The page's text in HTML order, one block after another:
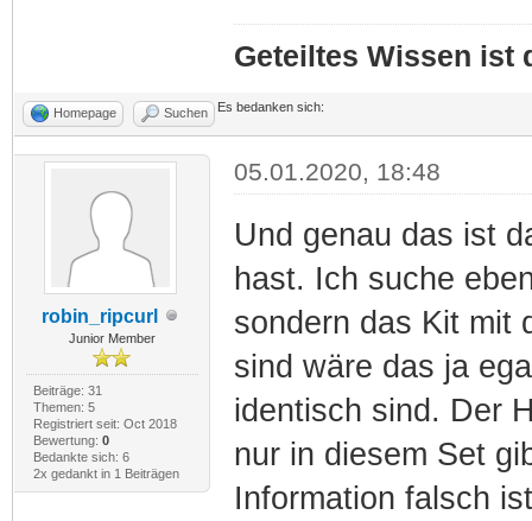
Geteiltes Wissen ist
Homepage Suchen Es bedanken sich:
robin_ripcurl
Junior Member
Beiträge: 31
Themen: 5
Registriert seit: Oct 2018
Bewertung: 0
Bedankte sich: 6
2x gedankt in 1 Beiträgen
05.01.2020, 18:48
Und genau das ist
hast. Ich suche
sondern das Kit mit
sind wäre das ja
identisch sind. Der
nur in diesem Set
Information falsch